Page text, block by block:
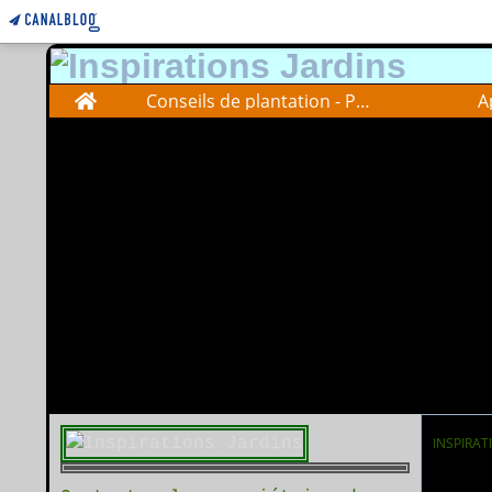
Home Conseils de plantation - Plantations advise